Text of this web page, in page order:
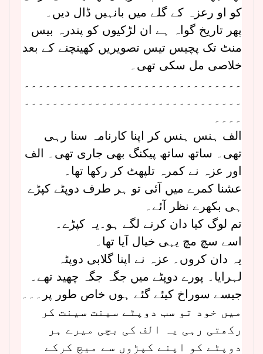
کو او رعزہ کے گلے میں بانہیں ڈال دیں۔
پھر تاریخ گواہ ہے ان لڑکیوں کو پندرہ بیس
منٹ تک پچیس تیس تصویریں کھینچنے کے بعد
خلاصی مل سکی تھی۔
۔۔۔۔۔۔۔۔۔۔۔۔۔۔۔۔۔۔۔۔۔۔۔۔۔۔۔۔۔۔۔
۔۔۔۔۔۔۔۔۔۔۔۔۔۔۔۔۔۔۔۔۔۔۔۔۔۔۔۔۔۔۔
۔۔۔۔
الف ہنس ہنس کر اپنا کارنامہ سنا رہی
تھی۔ ساتھ ساتھ پیکنگ بھی جاری تھی۔ الف
اور عزہ نے کمرہ تلپھٹ کر رکھا تھا۔
عشنا کمرے میں آئی تو ہر طرف دوپٹے کپڑے
ہی بکھرے نظر آئے۔
تم لوگ کیا دان کرنے لگے ہو۔یہ کپڑے۔
اسے سچ مچ یہی خیال آیا تھا۔
یہ دان کروں۔ عزہ نے اپنا گلابی دوپٹہ
لہرایا۔ پورے دوپٹے میں جگہ جگہ چھید تھے۔
جیسے سوراخ کیئے گئے ہوں خاص طور پر۔۔۔
میں خود تو سب دوپٹے سینت سینت کر
رکھتی رہی یہ الف کی بچی میرے ہر
دوپٹے کو اپنے کپڑوں سے میچ کرکے